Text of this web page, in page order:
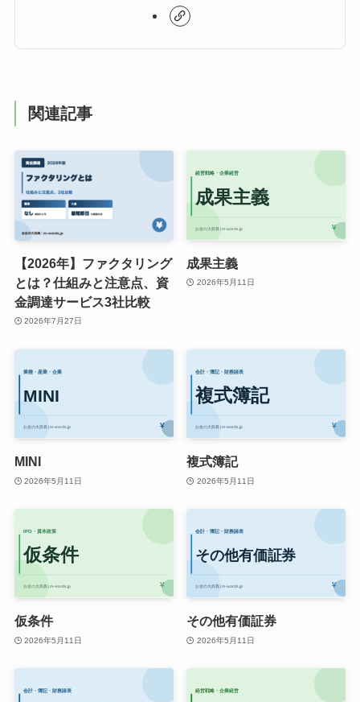
関連記事
【2026年】ファクタリング
とは？仕組みと注意点、資
金調達サービス3社比較
2026年7月27日
成果主義
2026年5月11日
MINI
2026年5月11日
複式簿記
2026年5月11日
仮条件
2026年5月11日
その他有価証券
2026年5月11日